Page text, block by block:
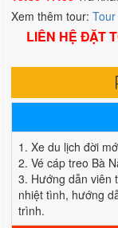
Xem thêm tour:
LIÊN HỆ ĐẶT
1. Xe du lịch đời
2. Vé cáp treo Bà
3. Hướng dẫn viên
nhiệt tình, hướng
trình.